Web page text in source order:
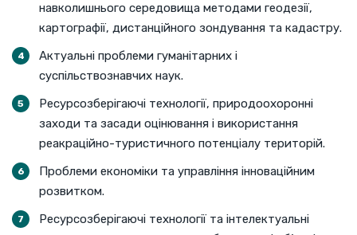
навколишнього середовища методами геодезії,
картографії, дистанційного зондування та кадастру.
Актуальні проблеми гуманітарних і
суспільствознавчих наук.
Ресурсозберігаючі технології, природоохоронні
заходи та засади оцінювання і використання
реакраційно-туристичного потенціалу територій.
Проблеми економіки та управління інноваційним
розвитком.
Ресурсозберігаючі технології та інтелектуальні